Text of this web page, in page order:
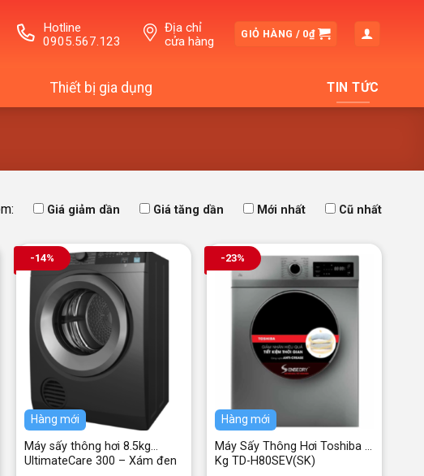
Hotline
0905.567.123
Địa chỉ
cửa hàng
GIỎ HÀNG / 0₫
Thiết bị gia dụng TIN TỨC
Giá giảm dần Giá tăng dần Mới nhất Cũ nhất
-14%
Hàng mới
Máy sấy thông hơi 8.5kg
UltimateCare 300 – Xám đen
-23%
Hàng mới
Máy Sấy Thông Hơi Toshiba 7
Kg TD-H80SEV(SK)